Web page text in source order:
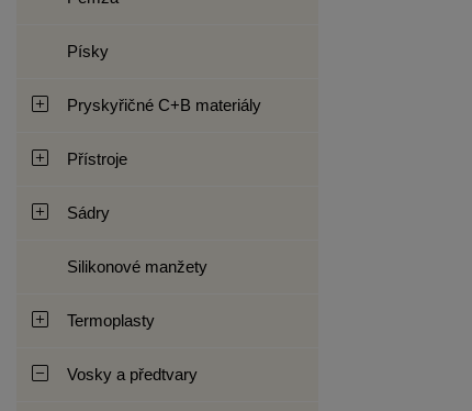
Písky
Pryskyřičné C+B materiály
Přístroje
Sádry
Silikonové manžety
Termoplasty
Vosky a předtvary